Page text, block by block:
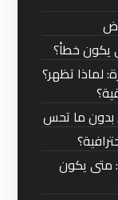
يكون خطأ؟
لماذا تظهر؟
بدون ما تحس
متى يكون